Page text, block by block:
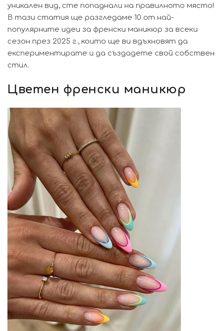
уникален вид, сте попаднали на правилното място!
В тази статия ще разгледаме 10 от най-
популярните идеи за френски маникюр за всеки
сезон през 2025 г., които ще ви вдъхновят да
експериментирате и да създадете свой собствен
стил.
Цветен френски маникюр